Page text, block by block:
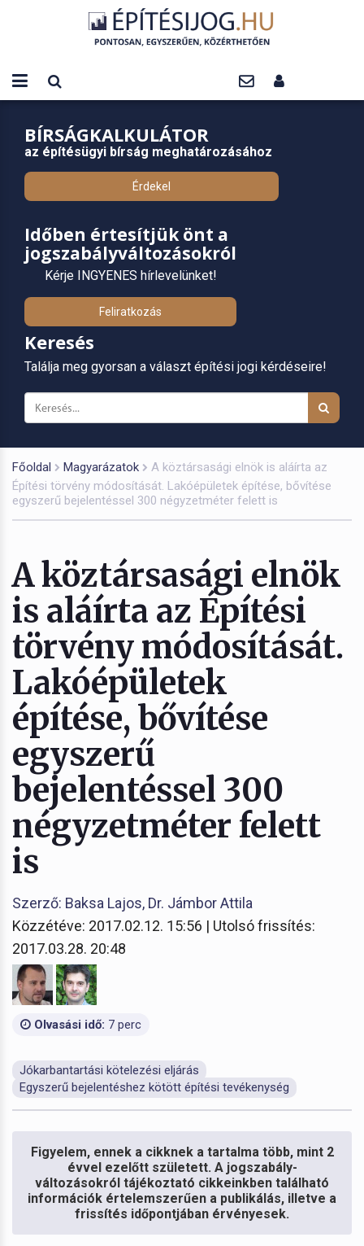
BÍRSÁGKALKULÁTOR
az építésügyi bírság meghatározásához
Érdekel
Időben értesítjük önt a
jogszabályváltozásokról
Kérje INGYENES hírlevelünket!
Feliratkozás
Keresés
Találja meg gyorsan a választ építési jogi kérdéseire!
Főoldal Magyarázatok
A köztársasági elnök is aláírta az
Építési törvény módosítását. Lakóépületek építése, bővítése
egyszerű bejelentéssel 300 négyzetméter felett is
A köztársasági elnök
is aláírta az Építési
törvény módosítását.
Lakóépületek
építése, bővítése
egyszerű
bejelentéssel 300
négyzetméter felett
is
Szerző: Baksa Lajos, Dr. Jámbor Attila
Közzétéve: 2017.02.12. 15:56 | Utolsó frissítés:
2017.03.28. 20:48
Olvasási idő: 7 perc
Jókarbantartási kötelezési eljárás
Egyszerű bejelentéshez kötött építési tevékenység
Figyelem, ennek a cikknek a tartalma több, mint 2
évvel ezelőtt született. A jogszabály-
változásokról tájékoztató cikkeinkben található
információk értelemszerűen a publikálás, illetve a
frissítés időpontjában érvényesek.